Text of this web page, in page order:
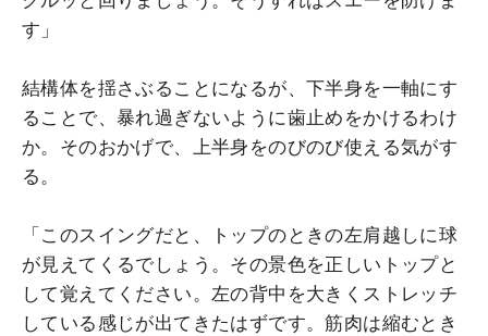
す」
結構体を揺さぶることになるが、下半身を一軸にす
ることで、暴れ過ぎないように歯止めをかけるわけ
か。そのおかげで、上半身をのびのび使える気がす
る。
「このスイングだと、トップのときの左肩越しに球
が見えてくるでしょう。その景色を正しいトップと
して覚えてください。左の背中を大きくストレッチ
している感じが出てきたはずです。筋肉は縮むとき